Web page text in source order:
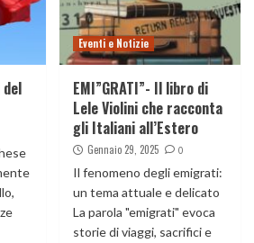
Eventi e Notizie
EMI”GRATI”- Il libro di
Lele Violini che racconta
gli Italiani all’Estero
Gennaio 29, 2025 0
Il fenomeno degli emigrati:
un tema attuale e delicato
La parola "emigrati" evoca
storie di viaggi, sacrifici e